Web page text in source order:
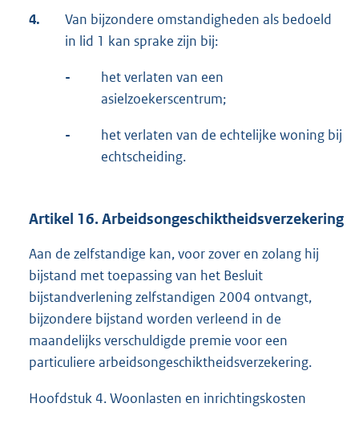
4.
Van bijzondere omstandigheden als bedoeld
in lid 1 kan sprake zijn bij:
-
het verlaten van een
asielzoekerscentrum;
-
het verlaten van de echtelijke woning bij
echtscheiding.
Artikel 16. Arbeidsongeschiktheidsverzekering
Aan de zelfstandige kan, voor zover en zolang hij
bijstand met toepassing van het Besluit
bijstandverlening zelfstandigen 2004 ontvangt,
bijzondere bijstand worden verleend in de
maandelijks verschuldigde premie voor een
particuliere arbeidsongeschiktheidsverzekering.
Hoofdstuk 4. Woonlasten en inrichtingskosten